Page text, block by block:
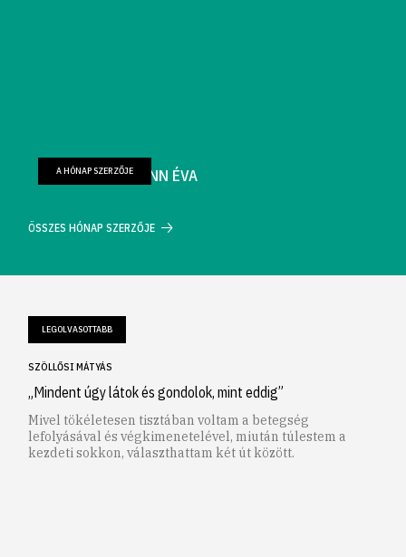
FARKAS WELLMANN ÉVA
A HÓNAP SZERZŐJE
ÖSSZES HÓNAP SZERZŐJE
LEGOLVASOTTABB
SZÖLLŐSI MÁTYÁS
„Mindent úgy látok és gondolok, mint eddig”
Mivel tökéletesen tisztában voltam a betegség
lefolyásával és végkimenetelével, miután túlestem a
kezdeti sokkon, választhattam két út között.